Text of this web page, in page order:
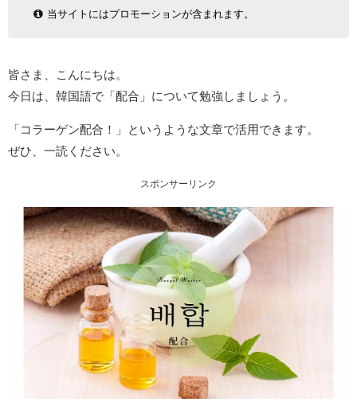
当サイトにはプロモーションが含まれます。
皆さま、こんにちは。
今日は、韓国語で「配合」について勉強しましょう。
「コラーゲン配合！」というような文章で活用できます。
ぜひ、一読ください。
スポンサーリンク